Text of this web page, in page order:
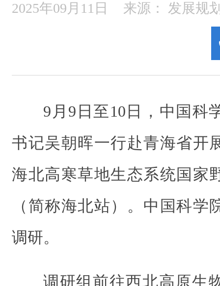
2025年09月11日 来源： 发展规
9月9日至10日，中国科
书记吴朝晖一行赴青海省开
海北高寒草地生态系统国家
（简称海北站）。中国科学
调研。
调研组前往西北高原生